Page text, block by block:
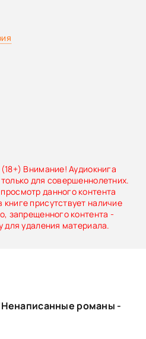
(18+) Внимание! Аудиокнига
для совершеннолетних.
данного контента
присутствует наличие
запрещенного контента -
для удаления материала.
романы -